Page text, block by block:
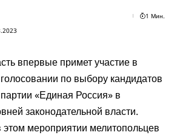
1 Мин.
впервые примет участие в
по выбору кандидатов
«Единая Россия» в
законодательной власти.
этом мероприятии мелитопольцев